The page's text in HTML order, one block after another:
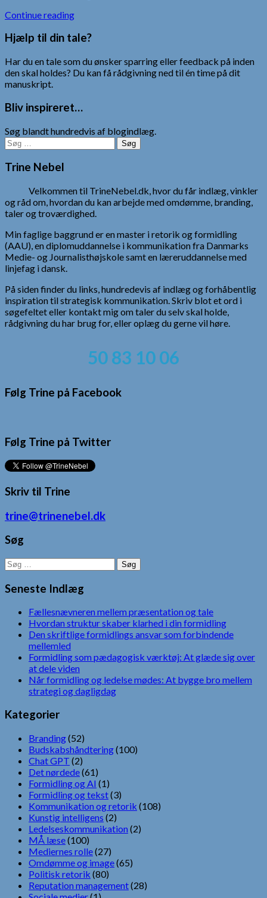
Continue reading
Hjælp til din tale?
Har du en tale som du ønsker sparring eller feedback på inden
den skal holdes? Du kan få rådgivning ned til én time på dit
manuskript.
Bliv inspireret…
Søg blandt hundredvis af blogindlæg.
Søg
efter:
Trine Nebel
Velkommen til TrineNebel.dk, hvor du får indlæg, vinkler
og råd om, hvordan du kan arbejde med omdømme, branding,
taler og troværdighed.
Min faglige baggrund er en master i retorik og formidling
(AAU), en diplomuddannelse i kommunikation fra Danmarks
Medie- og Journalisthøjskole samt en læreruddannelse med
linjefag i dansk.
På siden finder du links, hundredevis af indlæg og forhåbentlig
inspiration til strategisk kommunikation. Skriv blot et ord i
søgefeltet eller kontakt mig om taler du selv skal holde,
rådgivning du har brug for, eller oplæg du gerne vil høre.
50 83 10 06
Følg Trine på Facebook
Følg Trine på Twitter
Skriv til Trine
trine@trinenebel.dk
Søg
Søg
efter:
Seneste Indlæg
Fællesnævneren mellem præsentation og tale
Hvordan struktur skaber klarhed i din formidling
Den skriftlige formidlings ansvar som forbindende
mellemled
Formidling som pædagogisk værktøj: At glæde sig over
at dele viden
Når formidling og ledelse mødes: At bygge bro mellem
strategi og dagligdag
Kategorier
Branding(52)
Budskabshåndtering(100)
Chat GPT (2)
Det nørdede(61)
Formidling og AI (1)
Formidling og tekst(3)
Kommunikation og retorik (108)
Kunstig intelligens (2)
Ledelseskommunikation (2)
MÅ læse(100)
Mediernes rolle(27)
Omdømme og image(65)
Politisk retorik (80)
Reputation management(28)